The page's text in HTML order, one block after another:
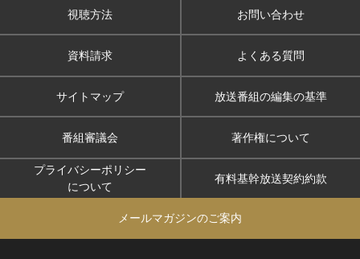
視聴方法 お問い合わせ
資料請求 よくある質問
サイトマップ 放送番組の編集の基準
番組審議会 著作権について
プライバシーポリシー
について
有料基幹放送契約約款
メールマガジンのご案内